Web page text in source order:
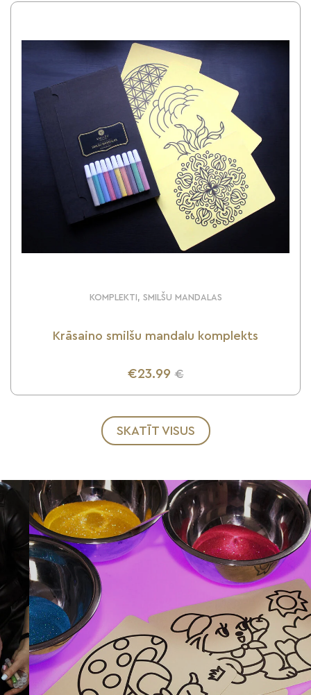
KOMPLEKTI, SMILŠU MANDALAS
Krāsaino smilšu mandalu komplekts
€23.99 €
UZZINI VAIRĀK
SKATĪT VISUS